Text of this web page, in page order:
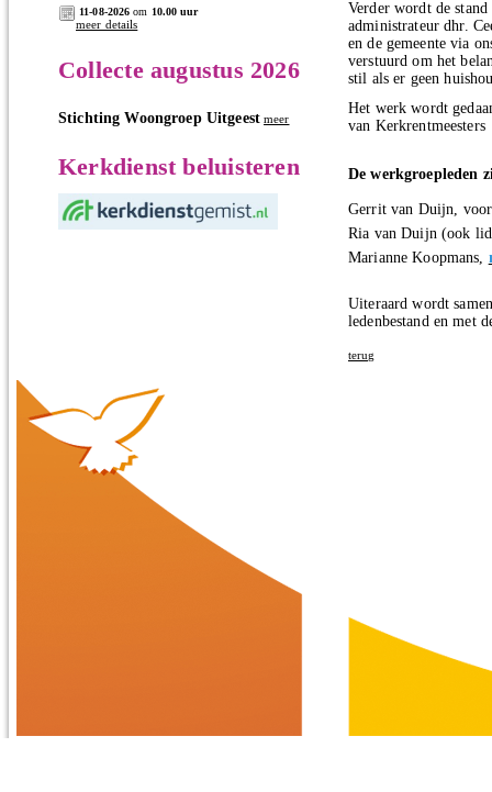
11-08-2026 om 10.00 uur
meer details
Collecte augustus 2026
Stichting Woongroep Uitgeest meer
Kerkdienst beluisteren
Verder wordt de
administrateur dhr.
en de gemeente via
verstuurd om het
stil als er geen
Het werk wordt
van Kerkrentmeesters
De werkgroepleden
Gerrit van Duijn,
Ria van Duijn (ook
Marianne Koopmans,
Uiteraard wordt
ledenbestand en met
terug